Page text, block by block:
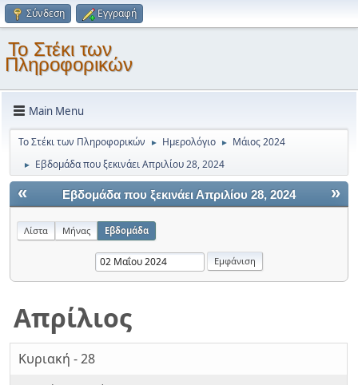
Σύνδεση Εγγραφή
Το Στέκι των
Πληροφορικών
Main Menu
Το Στέκι των Πληροφορικών ► Ημερολόγιο ► Μάιος 2024
► Εβδομάδα που ξεκινάει Απριλίου 28, 2024
« »
Εβδομάδα που ξεκινάει Απριλίου 28, 2024
Λίστα Μήνας Εβδομάδα
Απρίλιος
Κυριακή - 28